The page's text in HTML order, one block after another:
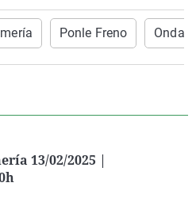
Ponle Freno Onda
13/02/2025 |